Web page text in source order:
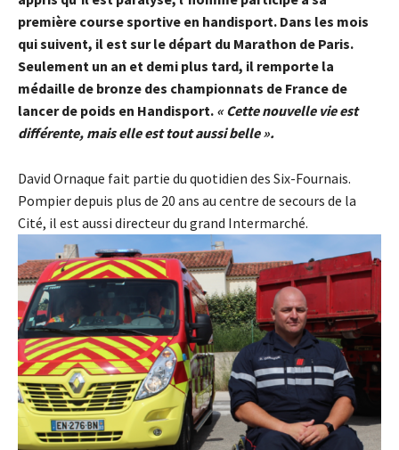
première course sportive en handisport. Dans les mois
qui suivent, il est sur le départ du Marathon de Paris.
Seulement un an et demi plus tard, il remporte la
médaille de bronze des championnats de France de
lancer de poids en Handisport. « Cette nouvelle vie est
différente, mais elle est tout aussi belle ».
David Ornaque fait partie du quotidien des Six-Fournais.
Pompier depuis plus de 20 ans au centre de secours de la
Cité, il est aussi directeur du grand Intermarché.